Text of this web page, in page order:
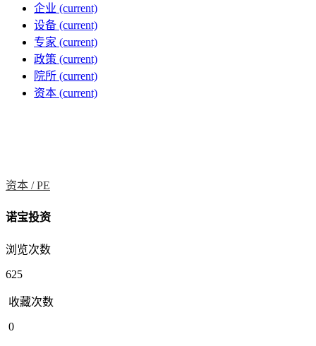
企业 (current)
设备 (current)
专家 (current)
政策 (current)
院所 (current)
资本 (current)
资本 /PE
诺宝投资
浏览次数
625
收藏次数
0